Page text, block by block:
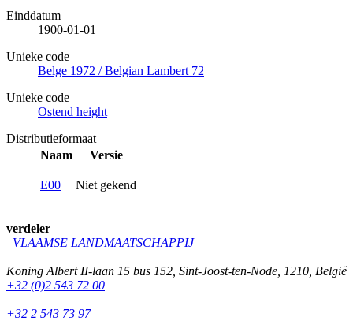
Einddatum
1900-01-01
Unieke code
Belge 1972 / Belgian Lambert 72
Unieke code
Ostend height
Distributieformaat
Naam
Versie
E00 Niet gekend
verdeler
VLAAMSE LANDMAATSCHAPPIJ
Koning Albert II-laan 15 bus 152 Sint-Joost-ten-Node 1210 België
+32 (0)2 543 72 00
+32 2 543 73 97